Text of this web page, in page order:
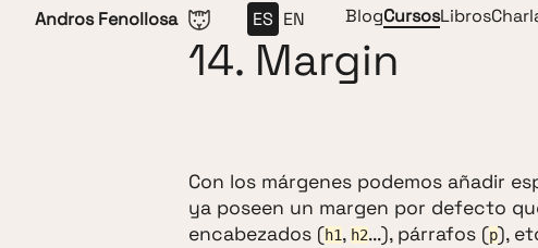
Saltar al contenido
Andros Fenollosa ES EN BlogCursosLibros
14. Margin
Con los márgenes podemos añadir
ya poseen un margen por defecto
encabezados (h1, h2...), párrafos (p),